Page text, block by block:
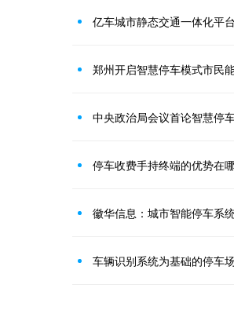
亿车城市静态交通一体化平
郑州开启智慧停车模式市民
中央政治局会议首论智慧停
停车收费手持终端的优势在
徽华信息：城市智能停车系
车辆识别系统为基础的停车